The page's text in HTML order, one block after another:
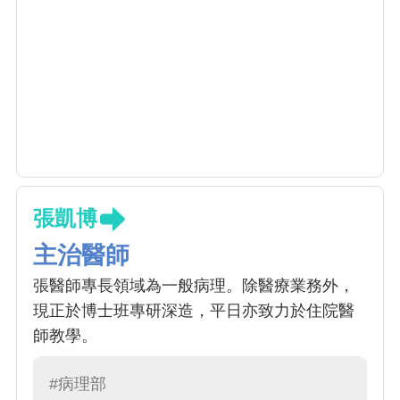
張凱博
主治醫師
張醫師專長領域為一般病理。除醫療業務外，
現正於博士班專研深造，平日亦致力於住院醫
師教學。
#病理部